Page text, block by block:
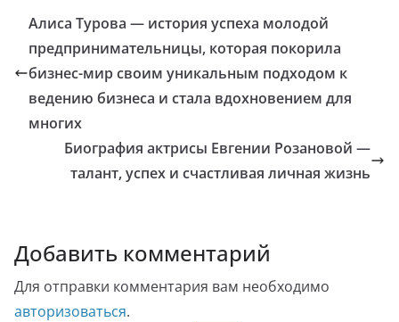
Алиса Турова — история успеха молодой
предпринимательницы, которая покорила
бизнес-мир своим уникальным подходом к
ведению бизнеса и стала вдохновением для
многих
Биография актрисы Евгении Розановой —
талант, успех и счастливая личная жизнь
Добавить комментарий
Для отправки комментария вам необходимо
авторизоваться.